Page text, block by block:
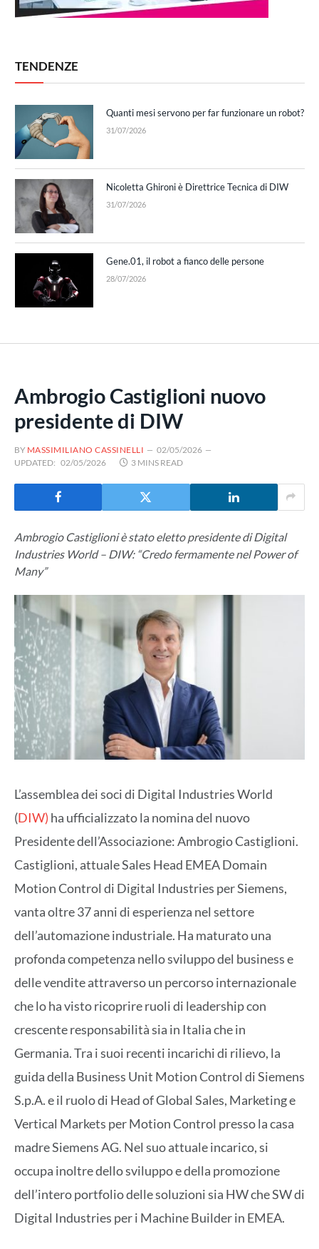
TENDENZE
Quanti mesi servono per far funzionare un robot?
31/07/2026
Nicoletta Ghironi è Direttrice Tecnica di DIW
31/07/2026
Gene.01, il robot a fianco delle persone
28/07/2026
Ambrogio Castiglioni nuovo
presidente di DIW
BY MASSIMILIANO CASSINELLI
02/05/2026
UPDATED: 02/05/2026 3 MINS READ
Ambrogio Castiglioni è stato eletto presidente di Digital
Industries World – DIW: “Credo fermamente nel Power of
Many”
L’assemblea dei soci di Digital Industries World
(DIW) ha ufficializzato la nomina del nuovo
Presidente dell’Associazione: Ambrogio Castiglioni.
Castiglioni, attuale Sales Head EMEA Domain
Motion Control di Digital Industries per Siemens,
vanta oltre 37 anni di esperienza nel settore
dell’automazione industriale. Ha maturato una
profonda competenza nello sviluppo del business e
delle vendite attraverso un percorso internazionale
che lo ha visto ricoprire ruoli di leadership con
crescente responsabilità sia in Italia che in
Germania. Tra i suoi recenti incarichi di rilievo, la
guida della Business Unit Motion Control di Siemens
S.p.A. e il ruolo di Head of Global Sales, Marketing e
Vertical Markets per Motion Control presso la casa
madre Siemens AG. Nel suo attuale incarico, si
occupa inoltre dello sviluppo e della promozione
dell’intero portfolio delle soluzioni sia HW che SW di
Digital Industries per i Machine Builder in EMEA.